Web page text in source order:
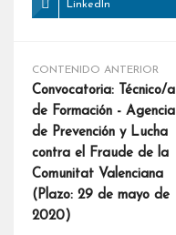
LinkedIn
CONTENIDO ANTERIOR
Convocatoria: Técnico/a
de Formación - Agencia
de Prevención y Lucha
contra el Fraude de la
Comunitat Valenciana
(Plazo: 29 de mayo de
2020)